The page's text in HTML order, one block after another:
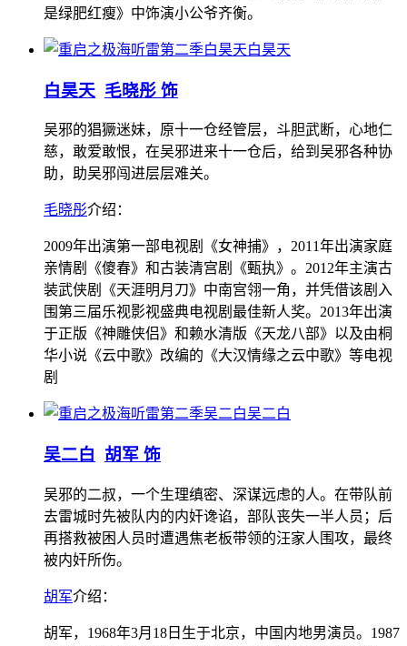
是绿肥红瘦》中饰演小公爷齐衡。
白昊天
白昊天 毛晓彤 饰
吴邪的猖獗迷妹，原十一仓经管层，斗胆武断，心地仁
慈，敢爱敢恨，在吴邪进来十一仓后，给到吴邪各种协
助，助吴邪闯进层层难关。
毛晓彤介绍：
2009年出演第一部电视剧《女神捕》，2011年出演家庭
亲情剧《傻春》和古装清宫剧《甄执》。2012年主演古
装武侠剧《天涯明月刀》中南宫翎一角，并凭借该剧入
围第三届乐视影视盛典电视剧最佳新人奖。2013年出演
于正版《神雕侠侣》和赖水清版《天龙八部》以及由桐
华小说《云中歌》改编的《大汉情缘之云中歌》等电视
剧
吴二白
吴二白 胡军 饰
吴邪的二叔，一个生理缜密、深谋远虑的人。在带队前
去雷城时先被队内的内奸谗谄，部队丧失一半人员；后
再搭救被困人员时遭遇焦老板带领的汪家人围攻，最终
被内奸所伤。
胡军介绍：
胡军，1968年3月18日生于北京，中国内地男演员。1987